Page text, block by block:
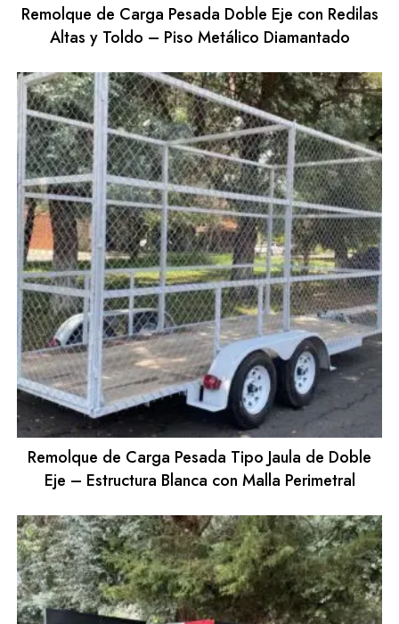
Remolque de Carga Pesada Doble Eje con Redilas
Altas y Toldo – Piso Metálico Diamantado
Remolque de Carga Pesada Tipo Jaula de Doble
Eje – Estructura Blanca con Malla Perimetral